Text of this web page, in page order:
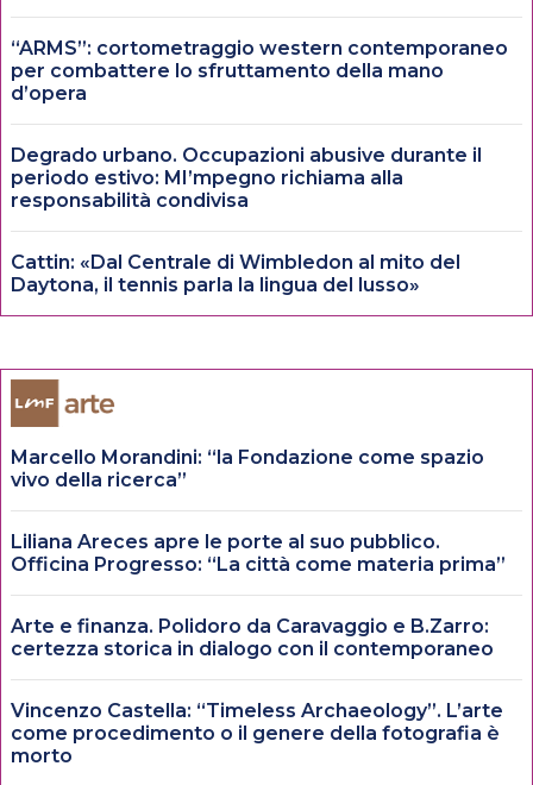
“ARMS”: cortometraggio western contemporaneo
per combattere lo sfruttamento della mano
d’opera
Degrado urbano. Occupazioni abusive durante il
periodo estivo: MI’mpegno richiama alla
responsabilità condivisa
Cattin: «Dal Centrale di Wimbledon al mito del
Daytona, il tennis parla la lingua del lusso»
Marcello Morandini: “la Fondazione come spazio
vivo della ricerca”
Liliana Areces apre le porte al suo pubblico.
Officina Progresso: “La città come materia prima”
Arte e finanza. Polidoro da Caravaggio e B.Zarro:
certezza storica in dialogo con il contemporaneo
Vincenzo Castella: “Timeless Archaeology”. L’arte
come procedimento o il genere della fotografia è
morto